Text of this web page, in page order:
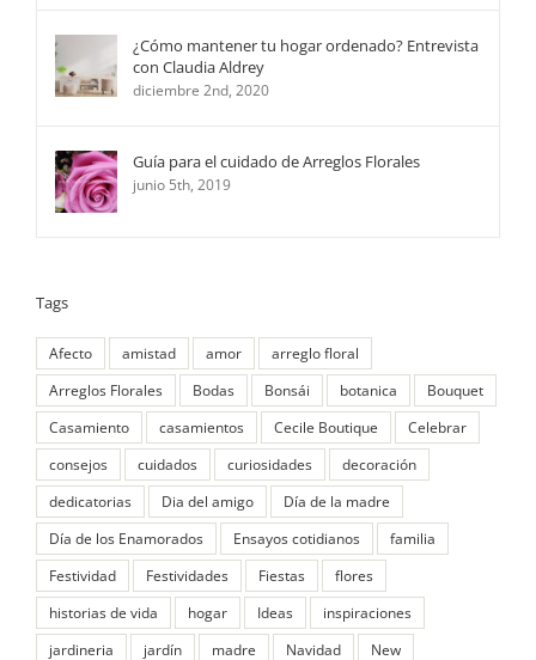
¿Cómo mantener tu hogar ordenado? Entrevista
con Claudia Aldrey
diciembre 2nd, 2020
Guía para el cuidado de Arreglos Florales
junio 5th, 2019
Tags
Afecto amistad amor
arreglo floral
Arreglos Florales
Bodas Bonsái botanica
Bouquet
Casamiento
casamientos Cecile Boutique
Celebrar
consejos
cuidados curiosidades
decoración
dedicatorias
Dia del amigo
Día de la madre
Día de los Enamorados
Ensayos cotidianos
familia
Festividad
Festividades Fiestas
flores
historias de vida
hogar Ideas
inspiraciones
jardineria
jardín madre Navidad
New